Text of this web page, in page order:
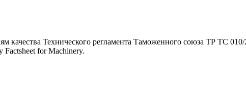
качества Технического регламента Таможенного союза ТР ТС
for Machinery.